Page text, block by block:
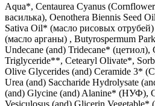
Aqua*, Centaurea Cyanus
василька), Oenothera Biennis Seed
Sativa Oil* (масло рисовых
(масло арганы) , Butyrospermum
Undecane (and) Tridecane* (цетиол),
Triglyceride**, Cetearyl Olivate*,
Olive Glycerides (and) Ceramide 3*
Urea (and) Saccharide Hydrolysate
(and) Glycine (and) Alanine* (НУФ),
Vesiculosus (and) Glicerin Vegetable*